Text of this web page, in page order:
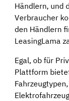
Händlern, und
Verbraucher
den Händlern
LeasingLama
Egal, ob für
Plattform